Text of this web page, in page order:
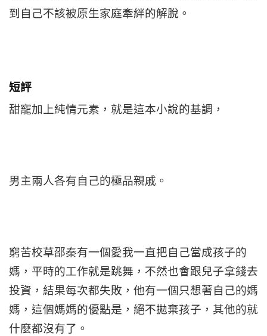
到自己不該被原生家庭牽絆的解脫。
短評
甜寵加上純情元素，就是這本小說的基調，
男主兩人各有自己的極品親戚。
窮苦校草邵秦有一個愛我一直把自己當成孩子的
媽，平時的工作就是跳舞，不然也會跟兒子拿錢去
投資，結果每次都失敗，他有一個只想著自己的媽
媽，這個媽媽的優點是，絕不拋棄孩子，其他的就
什麼都沒有了。